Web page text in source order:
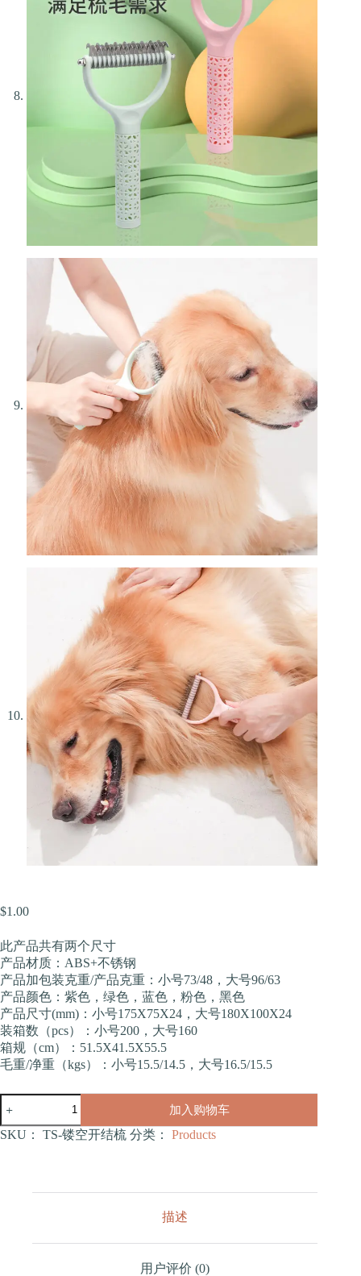
$1.00
此产品共有两个尺寸
产品材质：ABS+不锈钢
产品加包装克重/产品克重：小号73/48，大号96/63
产品颜色：紫色，绿色，蓝色，粉色，黑色
产品尺寸(mm)：小号175X75X24，大号180X100X24
装箱数（pcs）：小号200，大号160
箱规（cm）：51.5X41.5X55.5
毛重/净重（kgs）：小号15.5/14.5，大号16.5/15.5
镂
空
开
加入购物车
SKU： TS-镂空开结梳 分类： Products
描述
用户评价 (0)